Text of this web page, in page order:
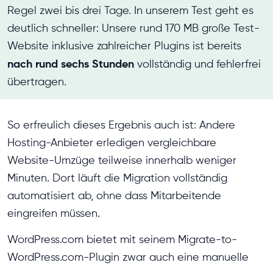
Regel zwei bis drei Tage. In unserem Test geht es
deutlich schneller: Unsere rund 170 MB große Test-
Website inklusive zahlreicher Plugins ist bereits
nach rund sechs Stunden vollständig und fehlerfrei
übertragen.
So erfreulich dieses Ergebnis auch ist: Andere
Hosting-Anbieter erledigen vergleichbare
Website-Umzüge teilweise innerhalb weniger
Minuten. Dort läuft die Migration vollständig
automatisiert ab, ohne dass Mitarbeitende
eingreifen müssen.
WordPress.com bietet mit seinem Migrate-to-
WordPress.com-Plugin zwar auch eine manuelle